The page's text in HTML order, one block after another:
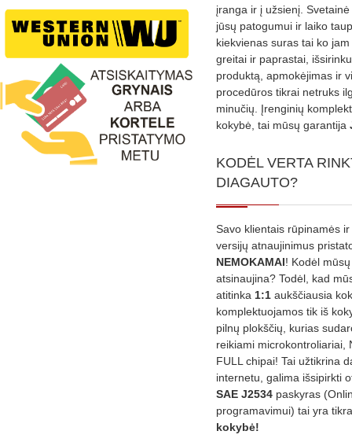
įranga ir į užsienį.
jūsų patogumui ir laiko
kiekvienas suras tai ko
greitai ir paprastai,
produktą, apmokėjimas ir
procedūros tikrai netruks
minučių. Įrenginių
kokybė, tai mūsų garantija
KODĖL VERTA
DIAGAUTO?
Savo klientais rūpinamės
versijų atnaujinimus
NEMOKAMAI! Kodėl
atsinaujina? Todėl, kad
atitinka 1:1 aukščiausia
komplektuojamos tik iš
pilnų plokščių, kurias
reikiami microkontroliariai,
FULL chipai! Tai užtikrina
internetu, galima išsipirkti
SAE J2534 paskyras
programavimui) tai yra
kokybė!